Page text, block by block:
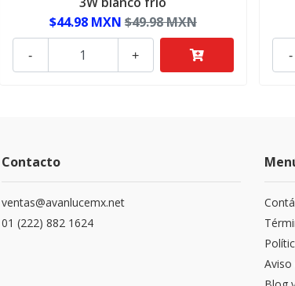
$44.98 MXN $49.98 MXN
+
- -
Contacto
ventas@avanlucemx.net
01 (222) 882 1624
Aviso